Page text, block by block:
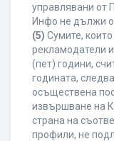
управлявани от
Инфо не дължи
(5) Сумите,
рекламодатели
(пет) години,
годината,
осъществена
извършване на
страна на
профили, не